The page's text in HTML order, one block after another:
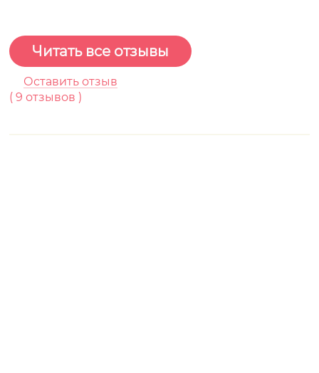
Читать все отзывы
Оставить отзыв
(9 отзывов )